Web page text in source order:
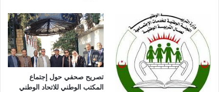
تصريح صحفي حول إجتماع
المكتب الوطني للاتحاد الوطني